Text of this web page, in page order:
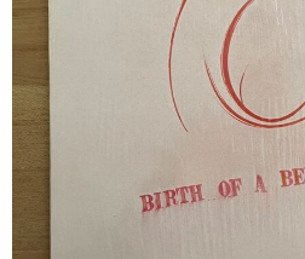
New Arrivals
GG RECORD （当店のレーベル）